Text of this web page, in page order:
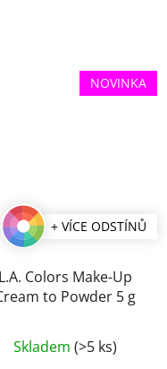
NOVINKA
+ VÍCE ODSTÍNŮ
L.A. Colors Make-Up
to Powder 5 g
hodnocení
Skladem (>5 ks)